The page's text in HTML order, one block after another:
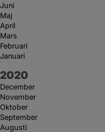
Juni
Maj
April
Mars
Februari
Januari
År:
2020
December
November
Oktober
September
Augusti